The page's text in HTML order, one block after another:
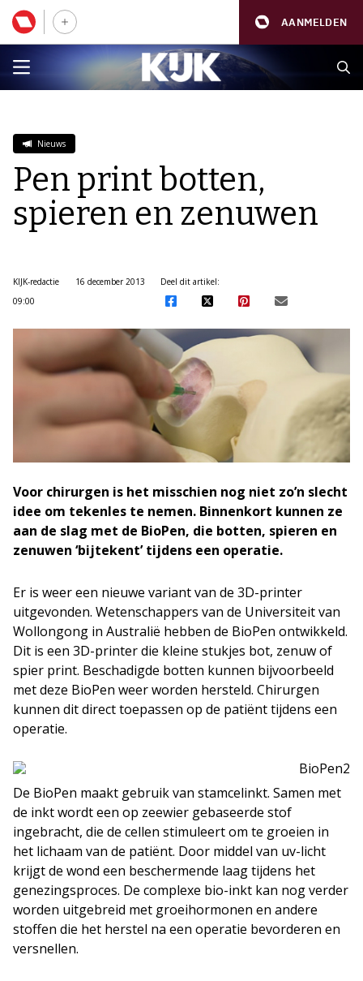
AANMELDEN
Nieuws
Pen print botten,
spieren en zenuwen
KIJK-redactie
16 december 2013
09:00
Deel dit artikel:
Voor chirurgen is het misschien nog niet zo’n slecht
idee om tekenles te nemen. Binnenkort kunnen ze
aan de slag met de BioPen, die botten, spieren en
zenuwen ‘bijtekent’ tijdens een operatie.
Er is weer een nieuwe variant van de 3D-printer
uitgevonden. Wetenschappers van de Universiteit van
Wollongong in Australië hebben de BioPen ontwikkeld.
Dit is een 3D-printer die kleine stukjes bot, zenuw of
spier print. Beschadigde botten kunnen bijvoorbeeld
met deze BioPen weer worden hersteld. Chirurgen
kunnen dit direct toepassen op de patiënt tijdens een
operatie.
De BioPen maakt gebruik van stamcelinkt. Samen met
de inkt wordt een op zeewier gebaseerde stof
ingebracht, die de cellen stimuleert om te groeien in
het lichaam van de patiënt. Door middel van uv-licht
krijgt de wond een beschermende laag tijdens het
genezingsproces. De complexe bio-inkt kan nog verder
worden uitgebreid met groeihormonen en andere
stoffen die het herstel na een operatie bevorderen en
versnellen.